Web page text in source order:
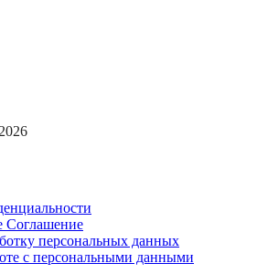
Соглашение
персональных данных
с персональными данными